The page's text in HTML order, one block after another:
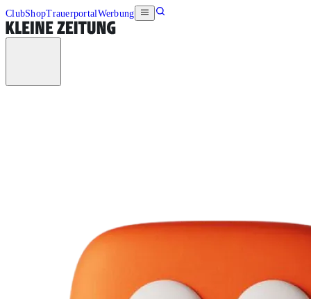
ClubShopTrauerportalWerbung